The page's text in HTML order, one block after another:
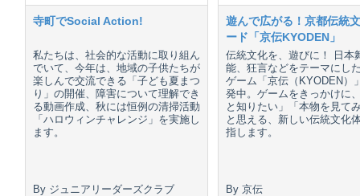
寺町でSocial Action!
私たちは、社会的な活動に取り組ん
でいて、今年は、地域の子供たちが
楽しんで交流できる「子ども夏まつ
り」の開催、障害について理解でき
る動画作成、秋には恒例の清掃活動
「ハロウィンチャレンジ」を実施し
ます。
By ジュニアリーダーズクラブ
遊んで広がる！京都伝統
ード「京伝KYODEN」
伝統文化を、遊びに！ 日本
能、狂言などをテーマにし
ゲーム「京伝（KYODEN）
発中。ゲームをきっかけに
と知りたい」「本物を見て
と思える、新しい伝統文化
指します。
By 京伝